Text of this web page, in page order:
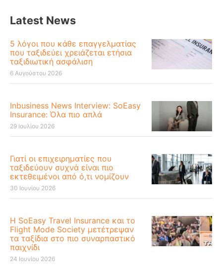
Latest News
5 λόγοι που κάθε επαγγελματίας
που ταξιδεύει χρειάζεται ετήσια
ταξιδιωτική ασφάλιση
6 Αυγούστου 2026
Inbusiness News Interview: SoEasy
Insurance: Όλα πιο απλά
29 Ιουλίου 2026
Γιατί οι επιχειρηματίες που
ταξιδεύουν συχνά είναι πιο
εκτεθειμένοι από ό,τι νομίζουν
30 Ιουνίου 2026
Η SoEasy Travel Insurance και το
Flight Mode Society μετέτρεψαν
τα ταξίδια στο πιο συναρπαστικό
παιχνίδι
24 Ιουνίου 2026